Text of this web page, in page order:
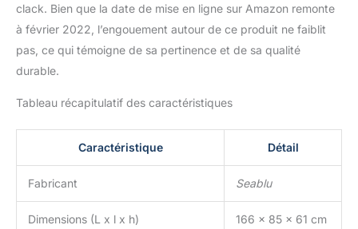
clack. Bien que la date de mise en ligne sur Amazon remonte
à février 2022, l’engouement autour de ce produit ne faiblit
pas, ce qui témoigne de sa pertinence et de sa qualité
durable.
Tableau récapitulatif des caractéristiques
Caractéristique Détail
Fabricant Seablu
Dimensions (L x l x h) 166 x 85 x 61 cm